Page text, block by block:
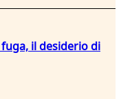
il desiderio di